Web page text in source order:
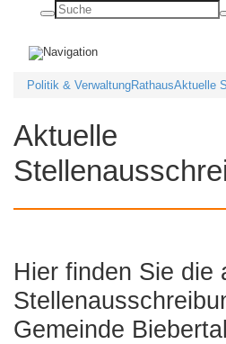
Basisnavigation
ein-/ausblenden
Politik & VerwaltungRathausAktuelle
Aktuelle
Hier finden Sie die
Gemeinde